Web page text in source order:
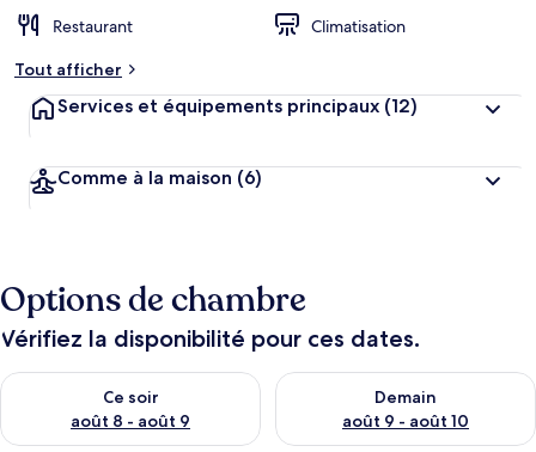
Restaurant
Climatisation
Tout afficher
Services et équipements principaux (12)
Comme à la maison (6)
Options de chambre
Vérifiez la disponibilité pour ces dates.
Ce soir
août 8 - août 9
Vérifier la disponibilité pour ce soir août 8 - août 9
Demain
août 9 - août 10
Vérifier la disponibilité pour